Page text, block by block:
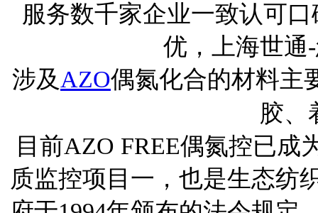
服务数千家企业一致认可
优，上海世通-
涉及 AZO偶氮化合的材料主
胶、
目前AZO FREE偶氮控已成
质监控项目一，也是生态纺